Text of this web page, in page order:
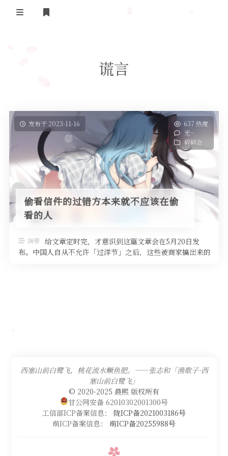
抖音去水印
摸鱼人日历
今日头条新闻
关于我们
隐私政策
友情链接
谎言
发布于 2023-11-16
637 热度
无~
碎碎念
偷看信件的过错方本来就不应该在偷
看的人
摘要 给文章定时完，才意识到这篇文章会在5月20日发
布。中国人自从不允许「过洋节」之后，这些被商家搞出来的
西塞山前白鹭飞，桃花流水鳜鱼肥。——张志和「渔歌子·西
塞山前白鹭飞」
© 2020-2025 晨熙 版权所有
甘公网安备 62010302001300号
工信部ICP备案信息： 陇ICP备2021003186号
萌ICP备案信息： 萌ICP备20255988号